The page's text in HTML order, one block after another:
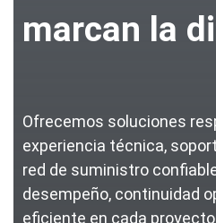
marcan la
Ofrecemos soluciones
experiencia técnica,
red de suministro
desempeño, continuidad
eficiente en cada